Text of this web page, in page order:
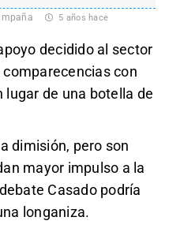
5 años hace
decidido al sector
con
lugar de una botella de
dimisión, pero son
mayor impulso a la
Casado podría
longaniza.